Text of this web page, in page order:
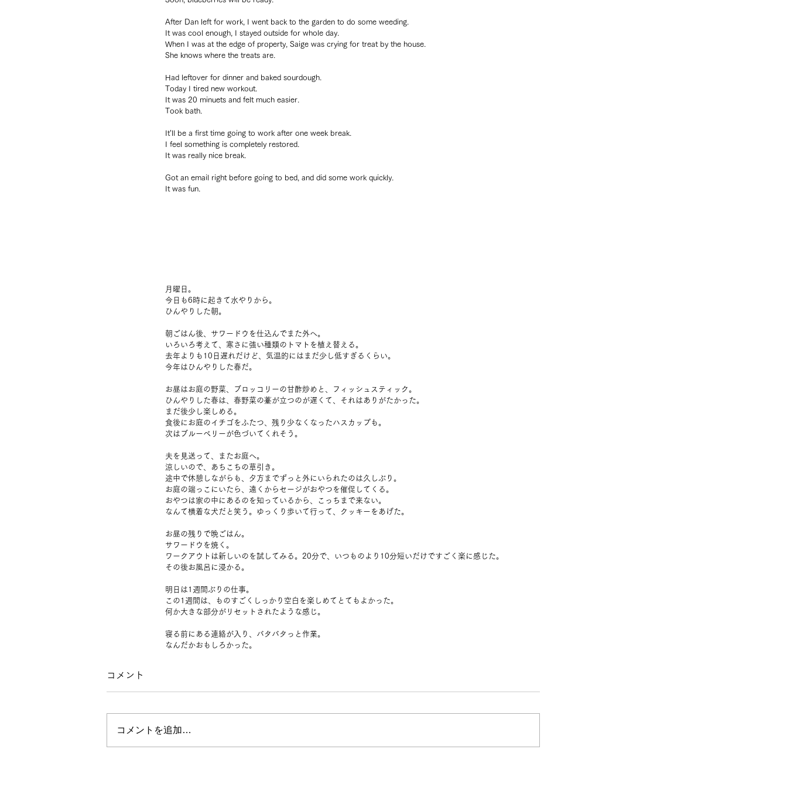
After Dan left for work, I went back to the garden to do some weeding.
It was cool enough, I stayed outside for whole day.
When I was at the edge of property, Saige was crying for treat by the house.
She knows where the treats are.
Had leftover for dinner and baked sourdough.
Today I tired new workout.
It was 20 minuets and felt much easier.
Took bath.
It’ll be a first time going to work after one week break.
I feel something is completely restored.
It was really nice break.
Got an email right before going to bed, and did some work quickly.
It was fun.
月曜日。
今日も6時に起きて水やりから。
ひんやりした朝。
朝ごはん後、サワードウを仕込んでまた外へ。
いろいろ考えて、寒さに強い種類のトマトを植え替える。
去年よりも10日遅れだけど、気温的にはまだ少し低すぎるくらい。
今年はひんやりした春だ。
お昼はお庭の野菜、ブロッコリーの甘酢炒めと、フィッシュスティック。
ひんやりした春は、春野菜の薹が立つのが遅くて、それはありがたかった。
まだ後少し楽しめる。
食後にお庭のイチゴをふたつ、残り少なくなったハスカップも。
次はブルーベリーが色づいてくれそう。
夫を見送って、またお庭へ。
涼しいので、あちこちの草引き。
途中で休憩しながらも、夕方までずっと外にいられたのは久しぶり。
お庭の端っこにいたら、遠くからセージがおやつを催促してくる。
おやつは家の中にあるのを知っているから、こっちまで来ない。
なんて横着な犬だと笑う。ゆっくり歩いて行って、クッキーをあげた。
お昼の残りで晩ごはん。
サワードウを焼く。
ワークアウトは新しいのを試してみる。20分で、いつものより10分短いだけですごく楽に感じた。
その後お風呂に浸かる。
明日は1週間ぶりの仕事。
この1週間は、ものすごくしっかり空白を楽しめてとてもよかった。
何か大きな部分がリセットされたような感じ。
寝る前にある連絡が入り、バタバタっと作業。
なんだかおもしろかった。
コメント
コメントを追加…